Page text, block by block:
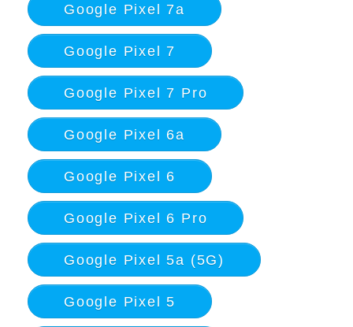
Google Pixel 7a
Google Pixel 7
Google Pixel 7 Pro
Google Pixel 6a
Google Pixel 6
Google Pixel 6 Pro
Google Pixel 5a (5G)
Google Pixel 5